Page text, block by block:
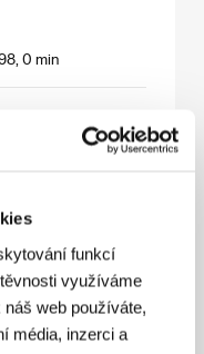
funkcí
využíváme
web používáte,
média, inzerci a
0 min
0 min